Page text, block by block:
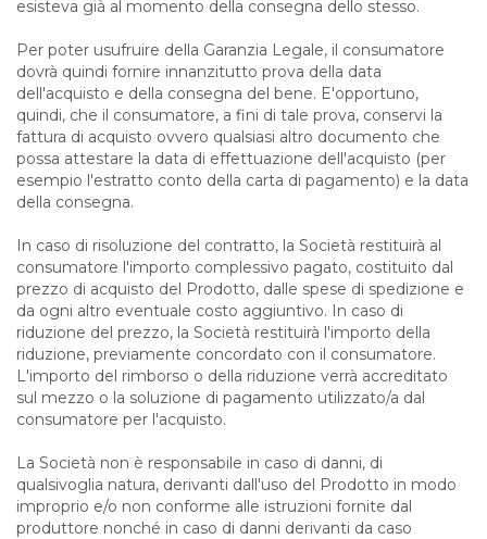
esisteva già al momento della consegna dello stesso.
Per poter usufruire della Garanzia Legale, il consumatore
dovrà quindi fornire innanzitutto prova della data
dell'acquisto e della consegna del bene. E'opportuno,
quindi, che il consumatore, a fini di tale prova, conservi la
fattura di acquisto ovvero qualsiasi altro documento che
possa attestare la data di effettuazione dell'acquisto (per
esempio l'estratto conto della carta di pagamento) e la data
della consegna.
In caso di risoluzione del contratto, la Società restituirà al
consumatore l'importo complessivo pagato, costituito dal
prezzo di acquisto del Prodotto, dalle spese di spedizione e
da ogni altro eventuale costo aggiuntivo. In caso di
riduzione del prezzo, la Società restituirà l'importo della
riduzione, previamente concordato con il consumatore.
L'importo del rimborso o della riduzione verrà accreditato
sul mezzo o la soluzione di pagamento utilizzato/a dal
consumatore per l'acquisto.
La Società non è responsabile in caso di danni, di
qualsivoglia natura, derivanti dall'uso del Prodotto in modo
improprio e/o non conforme alle istruzioni fornite dal
produttore nonché in caso di danni derivanti da caso